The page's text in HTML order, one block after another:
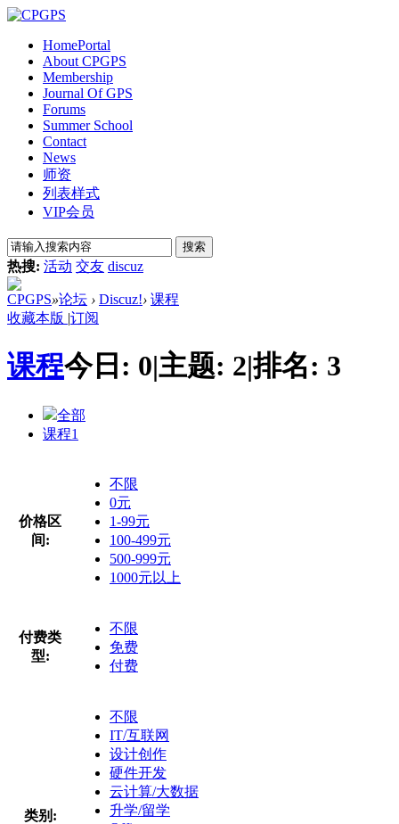
HomePortal
About CPGPS
Membership
Journal Of GPS
Forums
Summer School
Contact
News
师资
列表样式
VIP会员
搜索
热搜: 活动 交友 discuz
CPGPS»论坛 › Discuz!› 课程
收藏本版 |订阅
课程今日: 0|主题: 2|排名: 3
全部
课程1
价格区
间:
不限
0元
1-99元
100-499元
500-999元
1000元以上
付费类
型:
不限
免费
付费
类别:
不限
IT/互联网
设计创作
硬件开发
云计算/大数据
升学/留学